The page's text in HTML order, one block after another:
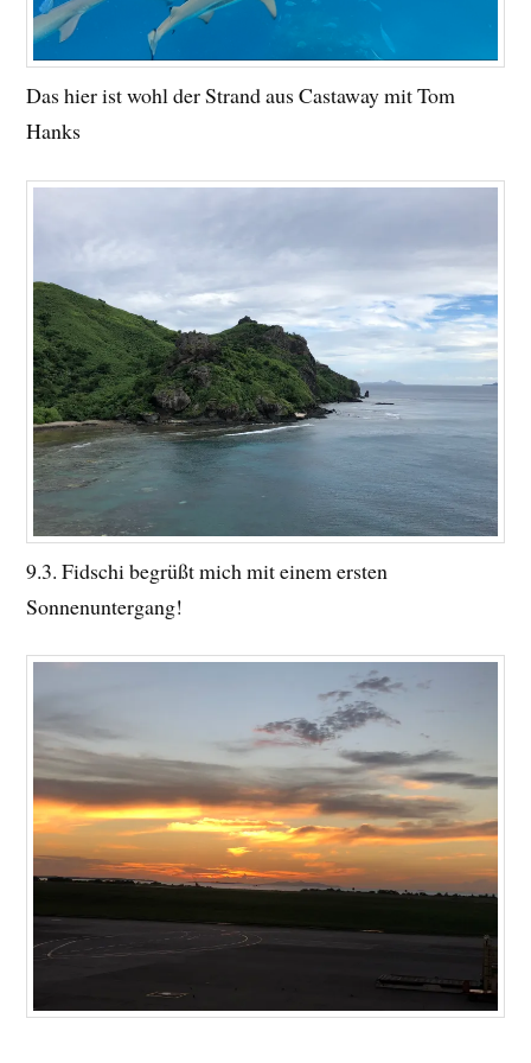
Das hier ist wohl der Strand aus Castaway mit Tom
Hanks
9.3. Fidschi begrüßt mich mit einem ersten
Sonnenuntergang!